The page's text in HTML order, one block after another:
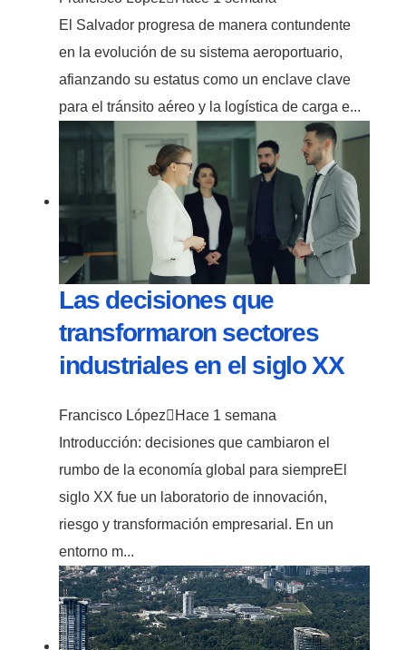
El Salvador progresa de manera contundente
en la evolución de su sistema aeroportuario,
afianzando su estatus como un enclave clave
para el tránsito aéreo y la logística de carga e...
Las decisiones que
transformaron sectores
industriales en el siglo XX
Francisco López
Hace 1 semana
Introducción: decisiones que cambiaron el
rumbo de la economía global para siempreEl
siglo XX fue un laboratorio de innovación,
riesgo y transformación empresarial. En un
entorno m...